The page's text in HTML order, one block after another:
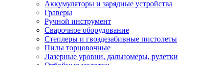
Аккумуляторы и зарядные устройства
Граверы
Ручной инструмент
Сварочное оборудование
Степлеры и гвоздезабивные пистолеты
Пилы торцовочные
Лазерные уровни, дальномеры, рулетки